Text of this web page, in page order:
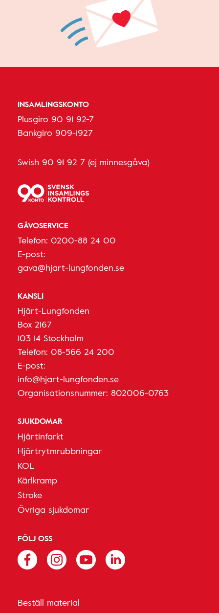
INSAMLINGSKONTO
Plusgiro 90 91 92-7
Bankgiro 909-1927
Swish 90 91 92 7 (ej minnesgåva)
GÅVOSERVICE
Telefon: 0200-88 24 00
E-post:
gava@hjart-lungfonden.se
KANSLI
Hjärt-Lungfonden
Box 2167
103 14 Stockholm
Telefon: 08-566 24 200
E-post:
info@hjart-lungfonden.se
Organisationsnummer: 802006-0763
SJUKDOMAR
Hjärtinfarkt
Hjärtrytmrubbningar
KOL
Kärlkramp
Stroke
Övriga sjukdomar
FÖLJ OSS
Beställ material